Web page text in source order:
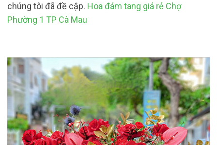
chúng tôi đã đề cập. Hoa đám tang giá rẻ Chợ
Phường 1 TP Cà Mau